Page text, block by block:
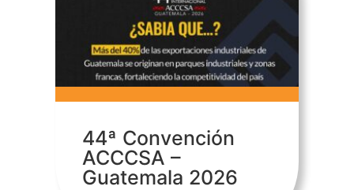
44ª Convención
ACCCSA –
Guatemala 2026